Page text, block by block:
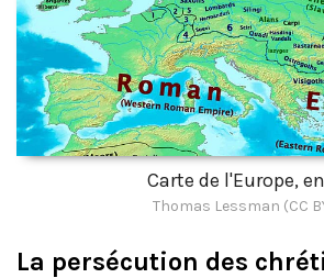
Carte de l'Europe,
Thomas Lessman (CC
La persécution des